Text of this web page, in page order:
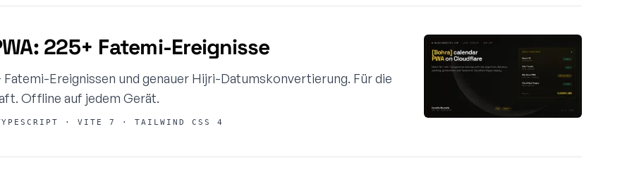
225+ Fatemi-Ereignisse
Ereignissen und genauer Hijri-Datumskonvertierung. Für die
Offline auf jedem Gerät.
· VITE 7 · TAILWIND CSS 4